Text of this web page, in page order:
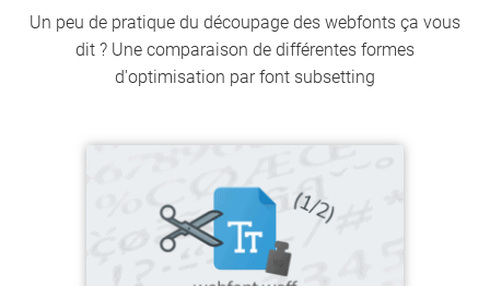
Un peu de pratique du découpage des webfonts ça vous
dit ? Une comparaison de différentes formes
d'optimisation par font subsetting